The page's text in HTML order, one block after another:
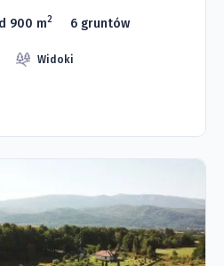
900 m2 6 gruntów
Widoki